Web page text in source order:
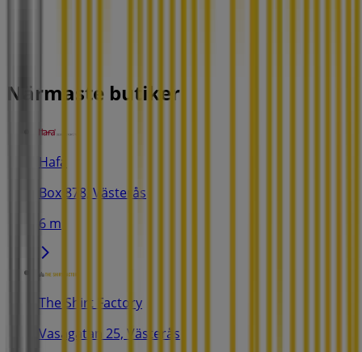
Närmaste butiker
Hafa
Box 878, Västerås
6 m
The Shirt Factory
Vasagatan 25, Västerås